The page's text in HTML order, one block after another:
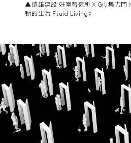
▲遠雄建設 好室智造所ＸGili集力門
動的生活 Fluid Living》